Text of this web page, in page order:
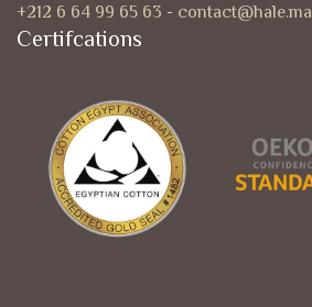
+212 6 64 99 65 63 - contact@hale.ma
Certifcations